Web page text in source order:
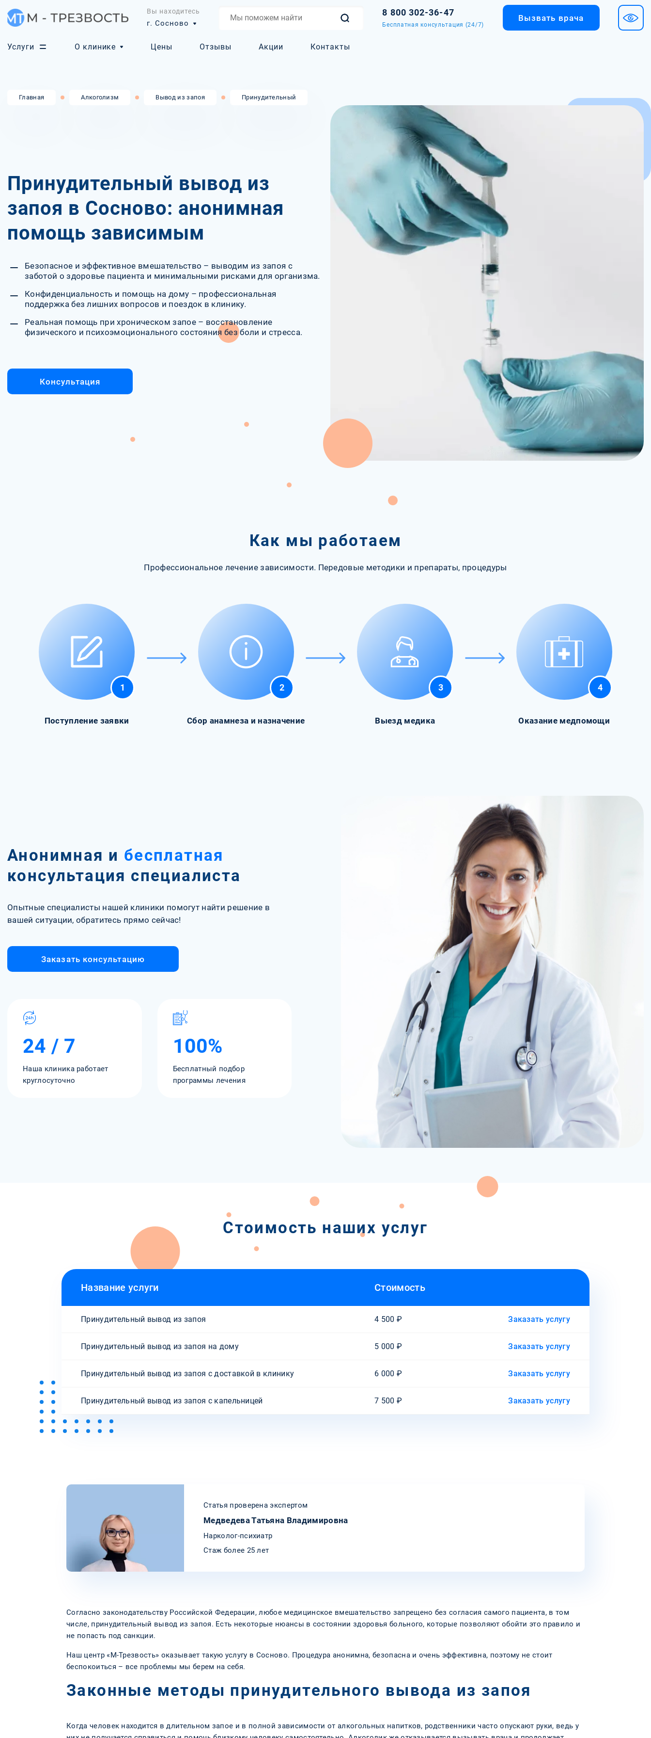
Вы находитесь
г. Сосново
8 800 302-36-47
Бесплатная консультация (24/7)
Вызвать врача
Услуги О клинике Цены Отзывы Акции Контакты
Главная Алкоголизм Вывод из запоя Принудительный
Принудительный вывод из
запоя в Сосново: анонимная
помощь зависимым
Безопасное и эффективное вмешательство – выводим из запоя с
заботой о здоровье пациента и минимальными рисками для организма.
Конфиденциальность и помощь на дому – профессиональная
поддержка без лишних вопросов и поездок в клинику.
Реальная помощь при хроническом запое – восстановление
физического и психоэмоционального состояния без боли и стресса.
Консультация
Как мы работаем
Профессиональное лечение зависимости. Передовые методики и препараты, процедуры
1
Поступление заявки
2
Сбор анамнеза и назначение
3
Выезд медика
4
Оказание медпомощи
Анонимная и бесплатная
консультация специалиста
Опытные специалисты нашей клиники помогут найти решение в
вашей ситуации, обратитесь прямо сейчас!
Заказать консультацию
24 / 7
Наша клиника работает
круглосуточно
100%
Бесплатный подбор
программы лечения
Стоимость наших услуг
Название услуги Стоимость
Принудительный вывод из запоя 4 500 ₽ Заказать услугу
Принудительный вывод из запоя на дому 5 000 ₽ Заказать услугу
Принудительный вывод из запоя с доставкой в клинику 6 000 ₽ Заказать услугу
Принудительный вывод из запоя с капельницей 7 500 ₽ Заказать услугу
Статья проверена экспертом
Медведева Татьяна Владимировна
Нарколог-психиатр
Стаж более 25 лет
Согласно законодательству Российской Федерации, любое медицинское вмешательство запрещено без согласия самого пациента, в том
числе, принудительный вывод из запоя. Есть некоторые нюансы в состоянии здоровья больного, которые позволяют обойти это правило и
не попасть под санкции.
Наш центр «М-Трезвость» оказывает такую услугу в Сосново. Процедура анонимна, безопасна и очень эффективна, поэтому не стоит
беспокоиться – все проблемы мы берем на себя.
Законные методы принудительного вывода из запоя
Когда человек находится в длительном запое и в полной зависимости от алкогольных напитков, родственники часто опускают руки, ведь у